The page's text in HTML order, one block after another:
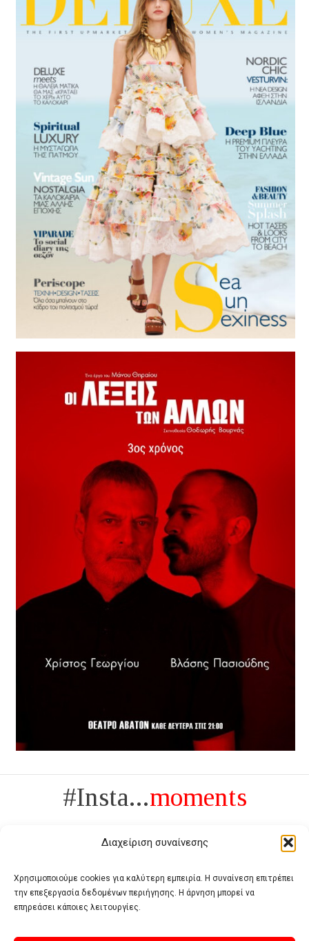
Διαχείριση συναίνεσης
Χρησιμοποιούμε cookies για καλύτερη εμπειρία. Η συναίνεση επιτρέπει
την επεξεργασία δεδομένων περιήγησης. Η άρνηση μπορεί να
επηρεάσει κάποιες λειτουργίες.
#Insta...moments
Πολυτέλεια δεν είναι το αντίθετο της ανέχειας, είναι το αντίθετο της